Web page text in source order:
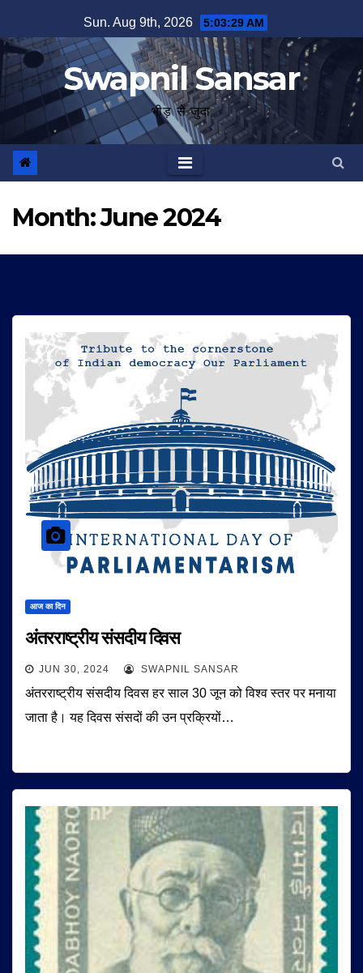
to
content
Sun. Aug 9th, 2026 5:03:30 AM
Swapnil Sansar
भीड़ से जुदा
Month:June 2024
आज का दिन
अंतरराष्ट्रीय संसदीय दिवस
JUN 30, 2024 SWAPNIL SANSAR
अंतरराष्ट्रीय संसदीय दिवस हर साल 30 जून को विश्व स्तर पर मनाया
जाता है। यह दिवस संसदों की उन प्रक्रियों…